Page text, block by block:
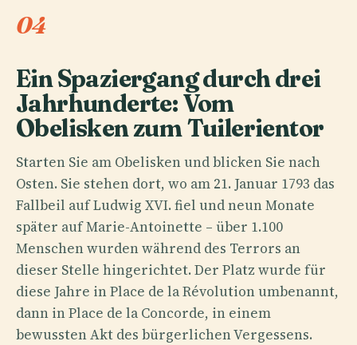
04
Ein Spaziergang durch drei
Jahrhunderte: Vom
Obelisken zum Tuilerientor
Starten Sie am Obelisken und blicken Sie nach
Osten. Sie stehen dort, wo am 21. Januar 1793 das
Fallbeil auf Ludwig XVI. fiel und neun Monate
später auf Marie-Antoinette – über 1.100
Menschen wurden während des Terrors an
dieser Stelle hingerichtet. Der Platz wurde für
diese Jahre in Place de la Révolution umbenannt,
dann in Place de la Concorde, in einem
bewussten Akt des bürgerlichen Vergessens.